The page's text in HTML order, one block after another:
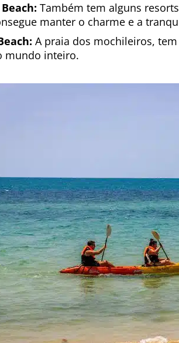
Também tem alguns
manter o charme e a
A praia dos mochileiros,
mundo inteiro.